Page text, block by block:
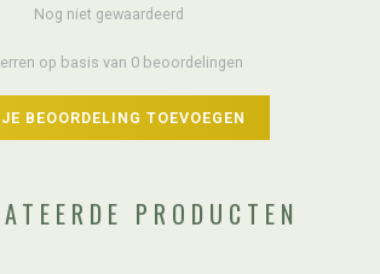
Nog niet gewaardeerd
op basis van 0 beoordelingen
JE BEOORDELING TOEVOEGEN
PRODUCTEN